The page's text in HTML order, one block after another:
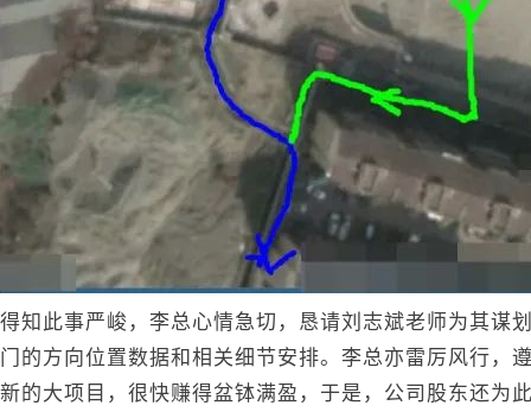
得知此事严峻，李总心情急切，恳请刘志斌老师为其谋
门的方向位置数据和相关细节安排。李总亦雷厉风行，
新的大项目，很快赚得盆钵满盈，于是，公司股东还为